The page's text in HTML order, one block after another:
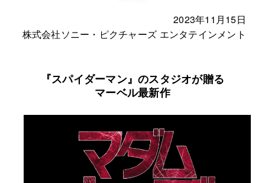
2023年11月15日
株式会社ソニー・ピクチャーズ エンタテインメント
『スパイダーマン』のスタジオが贈る
マーベル最新作